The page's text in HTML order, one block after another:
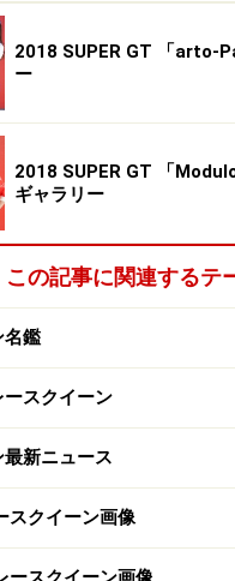
2018 SUPER GT 「arto-
ー
2018 SUPER GT 「
ギャラリー
この記事に関連するテ
名鑑
ースクイーン
新ニュース
スクイーン画像